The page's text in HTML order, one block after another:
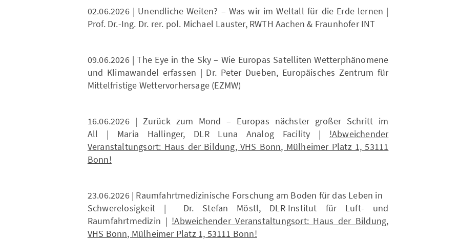
02.06.2026 | Unendliche Weiten? – Was wir im Weltall für die Erde lernen |
Prof. Dr.-Ing. Dr. rer. pol. Michael Lauster, RWTH Aachen & Fraunhofer INT
09.06.2026 | The Eye in the Sky – Wie Europas Satelliten Wetterphänomene
und Klimawandel erfassen | Dr. Peter Dueben, Europäisches Zentrum für
Mittelfristige Wettervorhersage (EZMW)
16.06.2026 | Zurück zum Mond – Europas nächster großer Schritt im
All | Maria Hallinger, DLR Luna Analog Facility | !Abweichender
Veranstaltungsort: Haus der Bildung, VHS Bonn, Mülheimer Platz 1, 53111
Bonn!
23.06.2026 | Raumfahrtmedizinische Forschung am Boden für das Leben in
Schwerelosigkeit | Dr. Stefan Möstl, DLR-Institut für Luft- und
Raumfahrtmedizin | !Abweichender Veranstaltungsort: Haus der Bildung,
VHS Bonn, Mülheimer Platz 1, 53111 Bonn!